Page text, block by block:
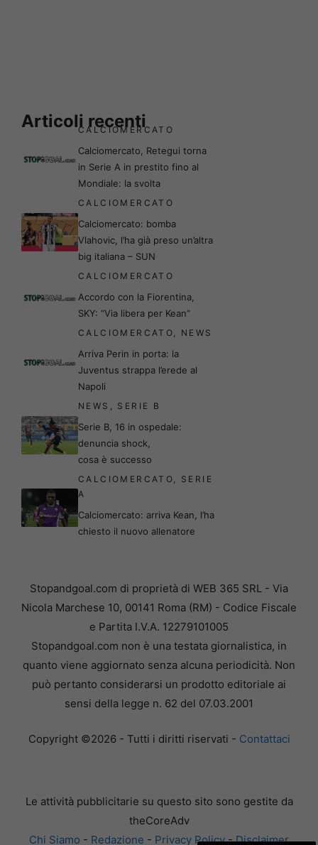
Articoli recenti
CALCIOMERCATO
Calciomercato, Retegui torna
in Serie A in prestito fino al
Mondiale: la svolta
CALCIOMERCATO
Calciomercato: bomba
Vlahovic, l’ha già preso un’altra
big italiana – SUN
CALCIOMERCATO
Accordo con la Fiorentina,
SKY: “Via libera per Kean”
CALCIOMERCATO, NEWS
Arriva Perin in porta: la
Juventus strappa l’erede al
Napoli
NEWS , SERIE B
Serie B, 16 in ospedale:
denuncia shock,
cosa è successo
CALCIOMERCATO, SERIE
A
Calciomercato: arriva Kean, l’ha
chiesto il nuovo allenatore
Stopandgoal.com di proprietà di WEB 365 SRL - Via
Nicola Marchese 10, 00141 Roma (RM) - Codice Fiscale
e Partita I.V.A. 12279101005
Stopandgoal.com non è una testata giornalistica, in
quanto viene aggiornato senza alcuna periodicità. Non
può pertanto considerarsi un prodotto editoriale ai
sensi della legge n. 62 del 07.03.2001
Copyright ©2026 - Tutti i diritti riservati - Contattaci
Le attività pubblicitarie su questo sito sono gestite da
theCoreAdv
Chi Siamo - Redazione - Privacy Policy-Disclaimer